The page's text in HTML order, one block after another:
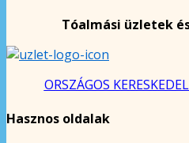
Tóalmási üzletek
ORSZÁGOS
Hasznos oldalak